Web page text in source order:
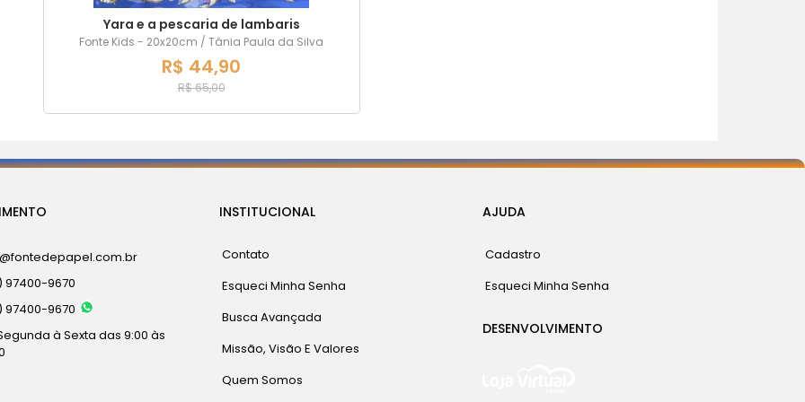
Yara e a pescaria de lambaris
Fonte Kids - 20x20cm / Tânia Paula da Silva
R$ 44,90
R$ 65,00
97400-9670
97400-9670
à Sexta das 9:00 às
INSTITUCIONAL
Contato
Esqueci Minha Senha
Busca Avançada
Missão, Visão E Valores
Quem Somos
AJUDA
Cadastro
Esqueci Minha Senha
DESENVOLVIMENTO